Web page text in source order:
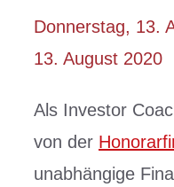
Donnerstag, 13.
13. August 2020
Als Investor
von der
unabhängige